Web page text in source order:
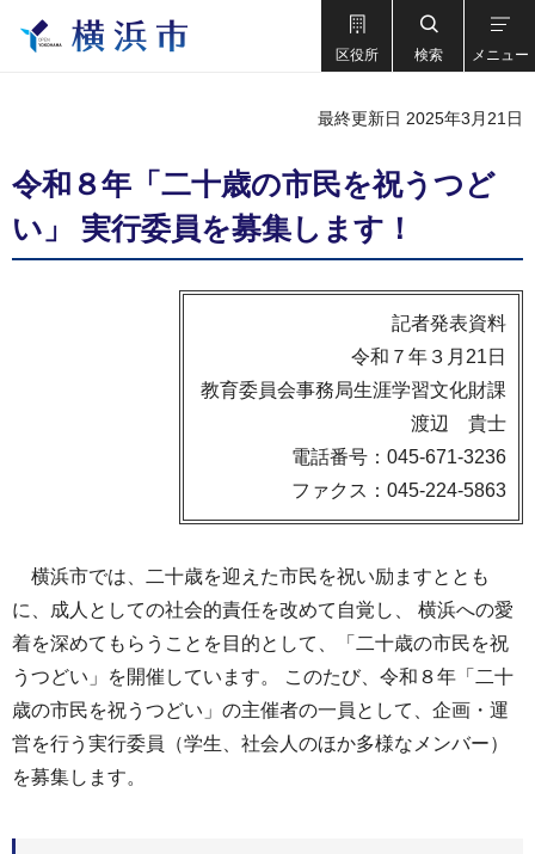
区役所 検索 メニュー
最終更新日 2025年3月21日
令和８年「二十歳の市民を祝うつど
い」 実行委員を募集します！
記者発表資料
令和７年３月21日
教育委員会事務局生涯学習文化財課
渡辺 貴士
電話番号：045-671-3236
ファクス：045-224-5863
横浜市では、二十歳を迎えた市民を祝い励ますととも
に、成人としての社会的責任を改めて自覚し、 横浜への愛
着を深めてもらうことを目的として、「二十歳の市民を祝
うつどい」を開催しています。 このたび、令和８年「二十
歳の市民を祝うつどい」の主催者の一員として、企画・運
営を行う実行委員（学生、社会人のほか多様なメンバー）
を募集します。